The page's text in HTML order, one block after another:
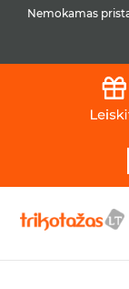
Nemokamas